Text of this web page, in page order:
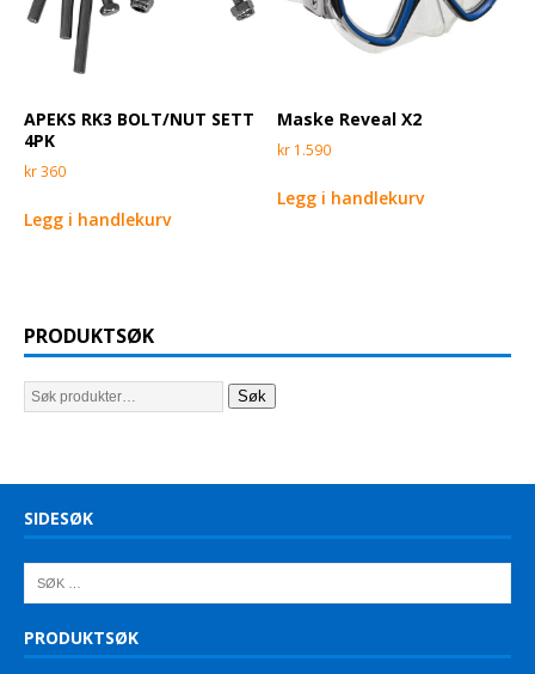
APEKS RK3 BOLT/NUT SETT
4PK
kr360
Legg i handlekurv
Maske Reveal X2
kr 1.590
Legg i handlekurv
PRODUKTSØK
Søk
SIDESØK
PRODUKTSØK